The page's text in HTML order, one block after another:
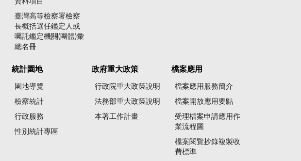
臺灣高等檢察署檢察
長概括選任鑑定人或
囑託鑑定機關(團體)彙
總名冊
統計園地
園地導覽
檢察統計
行政服務
性別統計專區
政府重大政策
行政院重大政策說明
法務部重大政策說明
本署工作計畫
檔案應用
檔案應用服務簡介
檔案開放應用要點
受理檔案申請應用作
業流程圖
檔案閱覽抄錄複製收
費標準